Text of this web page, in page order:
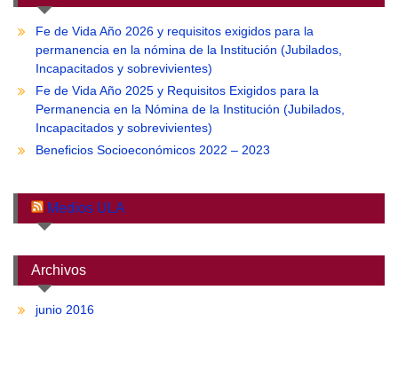
Fe de Vida Año 2026 y requisitos exigidos para la
permanencia en la nómina de la Institución (Jubilados,
Incapacitados y sobrevivientes)
Fe de Vida Año 2025 y Requisitos Exigidos para la
Permanencia en la Nómina de la Institución (Jubilados,
Incapacitados y sobrevivientes)
Beneficios Socioeconómicos 2022 – 2023
Medios ULA
Archivos
junio 2016